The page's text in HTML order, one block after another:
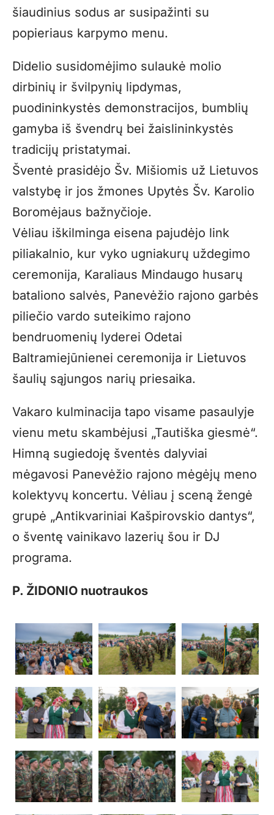
šiaudinius sodus ar susipažinti su
popieriaus karpymo menu.
Didelio susidomėjimo sulaukė molio
dirbinių ir švilpynių lipdymas,
puodininkystės demonstracijos, bumblių
gamyba iš švendrų bei žaislininkystės
tradicijų pristatymai.
Šventė prasidėjo Šv. Mišiomis už Lietuvos
valstybę ir jos žmones Upytės Šv. Karolio
Boromėjaus bažnyčioje.
Vėliau iškilminga eisena pajudėjo link
piliakalnio, kur vyko ugniakurų uždegimo
ceremonija, Karaliaus Mindaugo husarų
bataliono salvės, Panevėžio rajono garbės
piliečio vardo suteikimo rajono
bendruomenių lyderei Odetai
Baltramiejūnienei ceremonija ir Lietuvos
šaulių sąjungos narių priesaika.
Vakaro kulminacija tapo visame pasaulyje
vienu metu skambėjusi „Tautiška giesmė“.
Himną sugiedoję šventės dalyviai
mėgavosi Panevėžio rajono mėgėjų meno
kolektyvų koncertu. Vėliau į sceną žengė
grupė „Antikvariniai Kašpirovskio dantys“,
o šventę vainikavo lazerių šou ir DJ
programa.
P. ŽIDONIO nuotraukos